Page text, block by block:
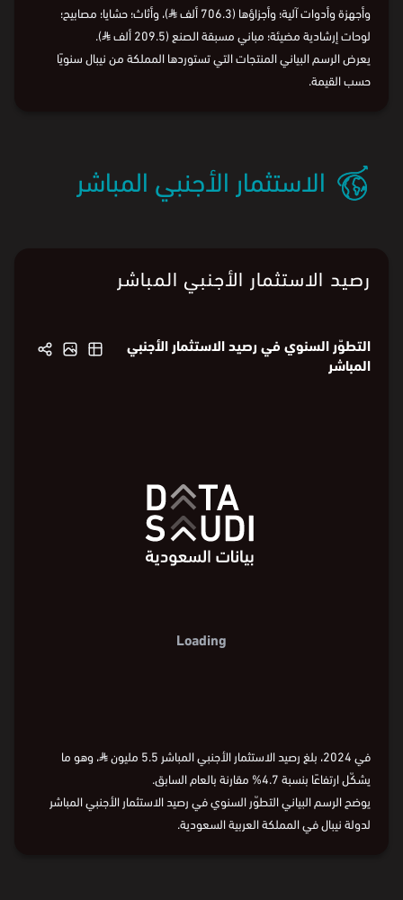
وأجهزة وأدوات آلية؛ وأجزاؤها (706.3 ألف
⃁)، وأثاث؛ حشايا؛ مصابيح؛
لوحات إرشادية مضيئة؛ مباني مسبقة الصنع (209.5 ألف
⃁
).
يعرض الرسم البياني المنتجات التي تستوردها المملكة من نيبال سنويًا
حسب القيمة.
الاستثمار الأجنبي المباشر
رصيد الاستثمار الأجنبي المباشر
التطوّر السنوي في رصيد الاستثمار الأجنبي
المباشر
Loading
في 2024، بلغ رصيد الاستثمار الأجنبي المباشر 5.5 مليون ⃁، وهو ما
يشكّل ارتفاعًا بنسبة 4.7% مقارنة بالعام السابق.
يوضح الرسم البياني التطوّر السنوي في رصيد الاستثمار الأجنبي المباشر
لدولة نيبال في المملكة العربية السعودية.